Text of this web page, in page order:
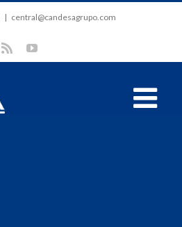
| central@candesagrupo.com